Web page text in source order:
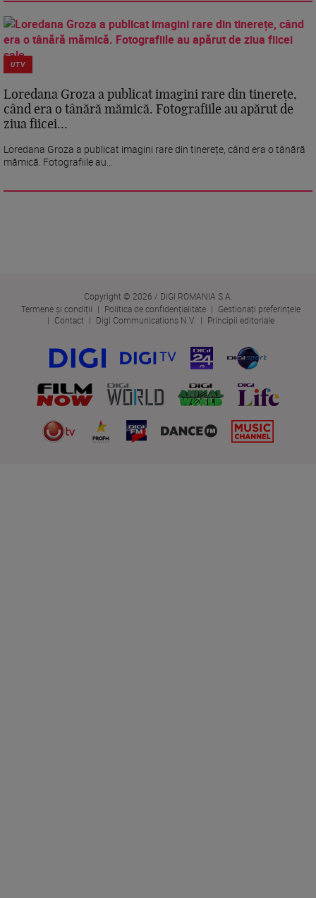
UTV
Loredana Groza a publicat imagini rare din tinerețe,
când era o tânără mămică. Fotografiile au apărut de
ziua fiicei...
Loredana Groza a publicat imagini rare din tinerețe, când era o tânără
mămică. Fotografiile au...
Copyright © 2026 / DIGI ROMANIA S.A.
Termene și condiții
Politica de confidențialitate
Gestionați preferințele
Contact
Digi Communications N.V. Principii editoriale